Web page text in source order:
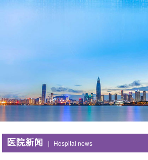
医院新闻 | Hospital news